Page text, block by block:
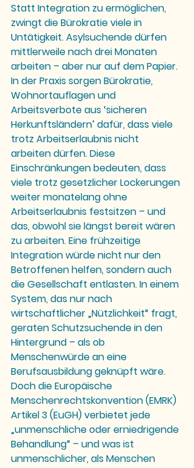
Statt Integration zu ermöglichen,
zwingt die Bürokratie viele in
Untätigkeit. Asylsuchende dürfen
mittlerweile nach drei Monaten
arbeiten – aber nur auf dem Papier.
In der Praxis sorgen Bürokratie,
Wohnortauflagen und
Arbeitsverbote aus ‘sicheren
Herkunftsländern’ dafür, dass viele
trotz Arbeitserlaubnis nicht
arbeiten dürfen. Diese
Einschränkungen bedeuten, dass
viele trotz gesetzlicher Lockerungen
weiter monatelang ohne
Arbeitserlaubnis festsitzen – und
das, obwohl sie längst bereit wären
zu arbeiten. Eine frühzeitige
Integration würde nicht nur den
Betroffenen helfen, sondern auch
die Gesellschaft entlasten. In einem
System, das nur nach
wirtschaftlicher „Nützlichkeit“ fragt,
geraten Schutzsuchende in den
Hintergrund – als ob
Menschenwürde an eine
Berufsausbildung geknüpft wäre.
Doch die Europäische
Menschenrechtskonvention (EMRK)
Artikel 3 (EuGH) verbietet jede
„unmenschliche oder erniedrigende
Behandlung“ – und was ist
unmenschlicher, als Menschen